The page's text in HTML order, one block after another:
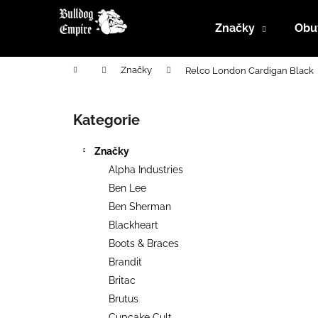
Značky
Domů Značky Relco London Cardigan Black
Přeskočit
kategorie
Kategorie
Značky
Alpha Industries
Ben Lee
Ben Sherman
Blackheart
Boots & Braces
Brandit
Britac
Brutus
í
Zpět
do
Zpět
do